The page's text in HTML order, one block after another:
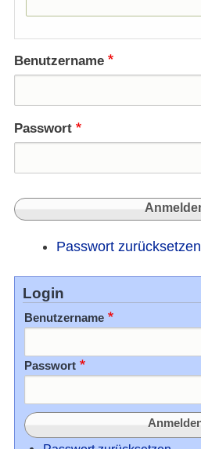
Benutzername
Passwort
Passwort zurücksetzen
Login
Benutzername
Passwort